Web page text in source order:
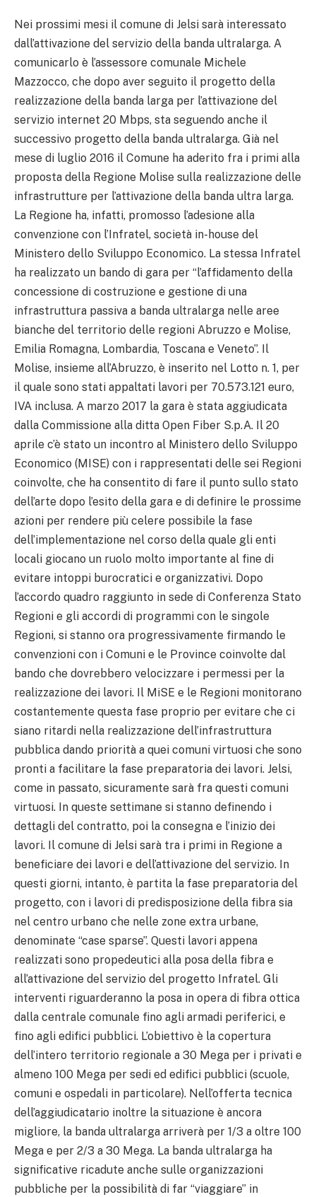
Nei prossimi mesi il comune di Jelsi sarà interessato
dall’attivazione del servizio della banda ultralarga. A
comunicarlo è l’assessore comunale Michele
Mazzocco, che dopo aver seguito il progetto della
realizzazione della banda larga per l’attivazione del
servizio internet 20 Mbps, sta seguendo anche il
successivo progetto della banda ultralarga. Già nel
mese di luglio 2016 il Comune ha aderito fra i primi alla
proposta della Regione Molise sulla realizzazione delle
infrastrutture per l’attivazione della banda ultra larga.
La Regione ha, infatti, promosso l’adesione alla
convenzione con l’Infratel, società in-house del
Ministero dello Sviluppo Economico. La stessa Infratel
ha realizzato un bando di gara per “l’affidamento della
concessione di costruzione e gestione di una
infrastruttura passiva a banda ultralarga nelle aree
bianche del territorio delle regioni Abruzzo e Molise,
Emilia Romagna, Lombardia, Toscana e Veneto”. Il
Molise, insieme all’Abruzzo, è inserito nel Lotto n. 1, per
il quale sono stati appaltati lavori per 70.573.121 euro,
IVA inclusa. A marzo 2017 la gara è stata aggiudicata
dalla Commissione alla ditta Open Fiber S.p.A. Il 20
aprile c’è stato un incontro al Ministero dello Sviluppo
Economico (MISE) con i rappresentati delle sei Regioni
coinvolte, che ha consentito di fare il punto sullo stato
dell’arte dopo l’esito della gara e di definire le prossime
azioni per rendere più celere possibile la fase
dell’implementazione nel corso della quale gli enti
locali giocano un ruolo molto importante al fine di
evitare intoppi burocratici e organizzativi. Dopo
l’accordo quadro raggiunto in sede di Conferenza Stato
Regioni e gli accordi di programmi con le singole
Regioni, si stanno ora progressivamente firmando le
convenzioni con i Comuni e le Province coinvolte dal
bando che dovrebbero velocizzare i permessi per la
realizzazione dei lavori. Il MiSE e le Regioni monitorano
costantemente questa fase proprio per evitare che ci
siano ritardi nella realizzazione dell’infrastruttura
pubblica dando priorità a quei comuni virtuosi che sono
pronti a facilitare la fase preparatoria dei lavori. Jelsi,
come in passato, sicuramente sarà fra questi comuni
virtuosi. In queste settimane si stanno definendo i
dettagli del contratto, poi la consegna e l’inizio dei
lavori. Il comune di Jelsi sarà tra i primi in Regione a
beneficiare dei lavori e dell’attivazione del servizio. In
questi giorni, intanto, è partita la fase preparatoria del
progetto, con i lavori di predisposizione della fibra sia
nel centro urbano che nelle zone extra urbane,
denominate “case sparse”. Questi lavori appena
realizzati sono propedeutici alla posa della fibra e
all’attivazione del servizio del progetto Infratel. Gli
interventi riguarderanno la posa in opera di fibra ottica
dalla centrale comunale fino agli armadi periferici, e
fino agli edifici pubblici. L’obiettivo è la copertura
dell’intero territorio regionale a 30 Mega per i privati e
almeno 100 Mega per sedi ed edifici pubblici (scuole,
comuni e ospedali in particolare). Nell’offerta tecnica
dell’aggiudicatario inoltre la situazione è ancora
migliore, la banda ultralarga arriverà per 1/3 a oltre 100
Mega e per 2/3 a 30 Mega. La banda ultralarga ha
significative ricadute anche sulle organizzazioni
pubbliche per la possibilità di far “viaggiare” in